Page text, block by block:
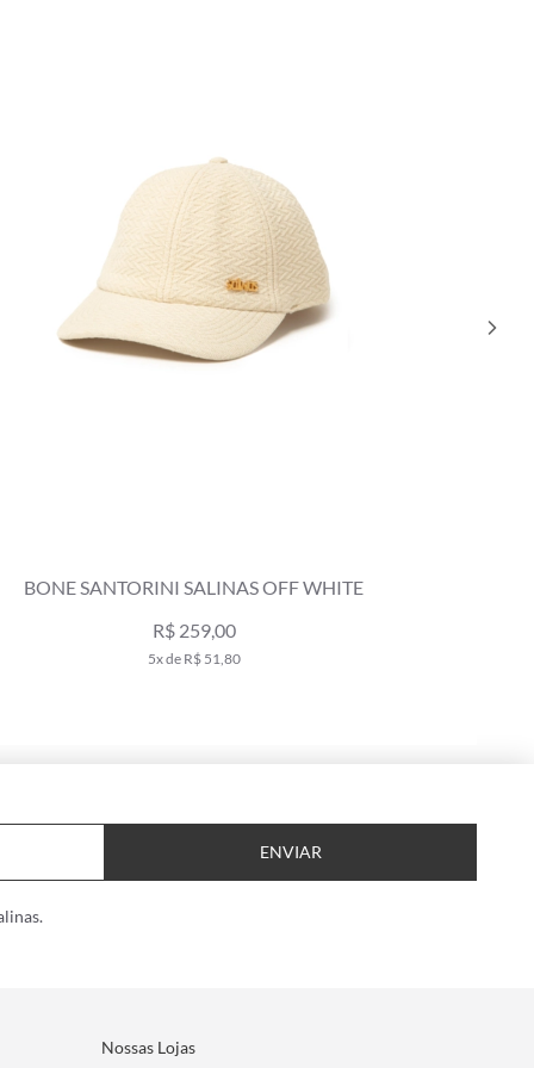
BONE SANTORINI SALINAS OFF WHITE
R$ 259,00
5x de R$ 51,80
ENVIAR
Nossas Lojas